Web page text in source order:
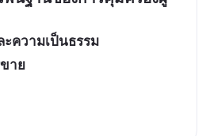
ะความเป็นธรรม
าย